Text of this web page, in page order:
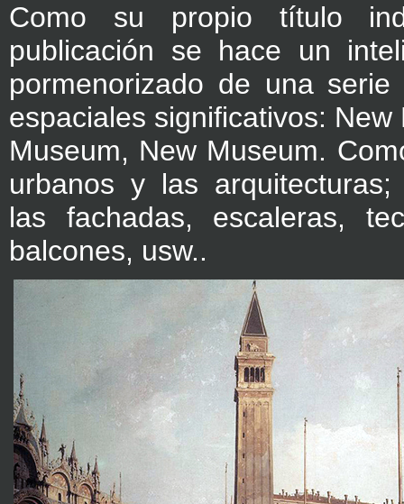
Como su propio título
publicación se hace un
pormenorizado de una serie
espaciales significativos: New
Museum, New Museum.
urbanos y las
las fachadas, escaleras,
balcones, usw..